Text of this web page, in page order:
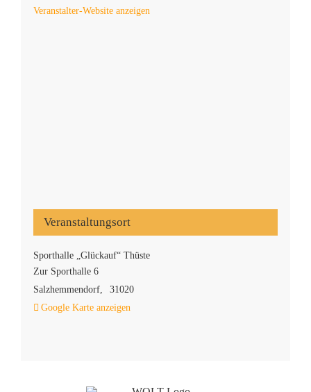
Veranstalter-Website anzeigen
Veranstaltungsort
Sporthalle „Glückauf“ Thüste
Zur Sporthalle 6
Salzhemmendorf,
31020
Google Karte anzeigen